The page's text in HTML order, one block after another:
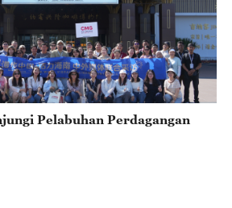
Pelabuhan Perdagangan